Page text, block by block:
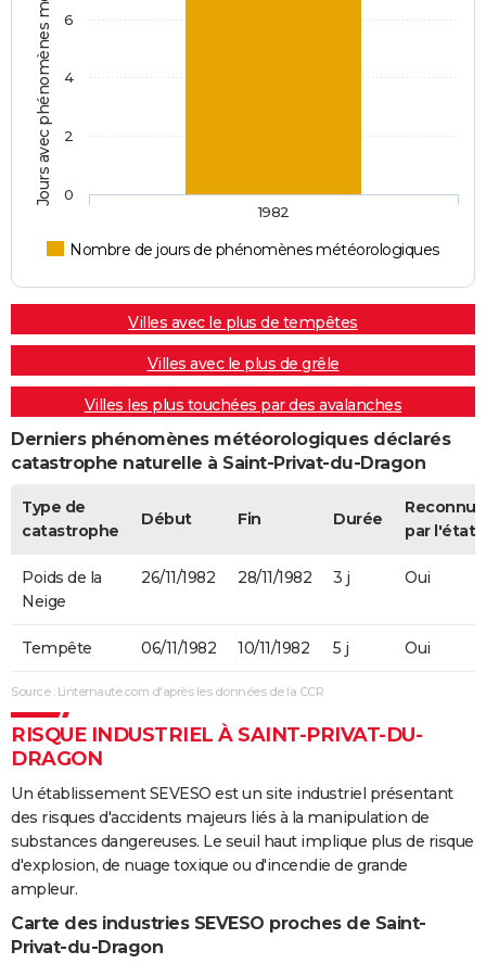
Nombre de jours de phénomènes météorologiques
1982
0
2
4
6
Villes avec le plus de tempêtes
Villes avec le plus de grêle
Villes les plus touchées par des avalanches
Derniers phénomènes météorologiques déclarés
catastrophe naturelle à Saint-Privat-du-Dragon
Type de
catastrophe
Début Fin Durée
Reconnue
par l'état
Poids de la
Neige
26/11/1982 28/11/1982 3 j Oui
Tempête 06/11/1982 10/11/1982 5 j Oui
Source : Linternaute.com d'après les données de la CCR
RISQUE INDUSTRIEL À SAINT-PRIVAT-DU-
DRAGON
Un établissement SEVESO est un site industriel présentant
des risques d'accidents majeurs liés à la manipulation de
substances dangereuses. Le seuil haut implique plus de risque
d'explosion, de nuage toxique ou d'incendie de grande
ampleur.
Carte des industries SEVESO proches de Saint-
Privat-du-Dragon